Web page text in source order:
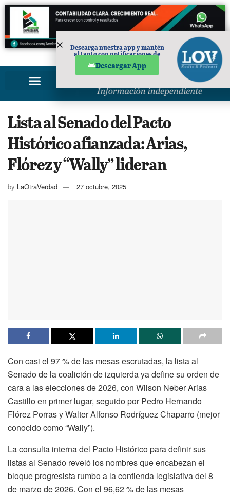
PUBLICIDAD
Lista al Senado del Pacto
Histórico afianzada: Arias,
Flórez y “Wally” lideran
by LaOtraVerdad 27 octubre, 2025
Con casi el 97 % de las mesas escrutadas, la lista al
Senado de la coalición de izquierda ya define su orden de
cara a las elecciones de 2026, con Wilson Neber Arias
Castillo en primer lugar, seguido por Pedro Hernando
Flórez Porras y Walter Alfonso Rodríguez Chaparro (mejor
conocido como “Wally”).
La consulta interna del Pacto Histórico para definir sus
listas al Senado reveló los nombres que encabezan el
bloque progresista rumbo a la contienda legislativa del 8
de marzo de 2026. Con el 96,62 % de las mesas
Descarga nuestra app y mantén
al tanto con notificaciones de
Descargar App